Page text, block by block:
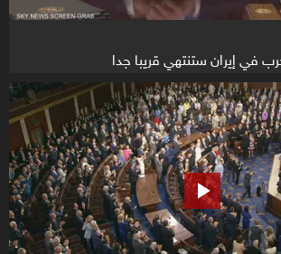
في إيران ستنتهي قريبا جدا